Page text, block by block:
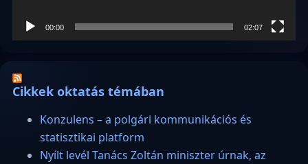
00:00 02:07
Cikkek oktatás témában
Konzulens – a polgári kommunikációs és
statisztikai platform
Nyílt levél Tanács Zoltán miniszter úrnak, az